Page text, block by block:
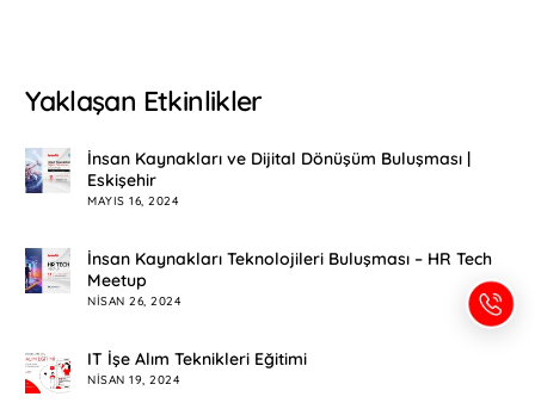
Yaklaşan Etkinlikler
İnsan Kaynakları ve Dijital Dönüşüm Buluşması |
Eskişehir
MAYIS 16, 2024
İnsan Kaynakları Teknolojileri Buluşması – HR Tech
Meetup
NISAN 26, 2024
IT İşe Alım Teknikleri Eğitimi
NISAN 19, 2024